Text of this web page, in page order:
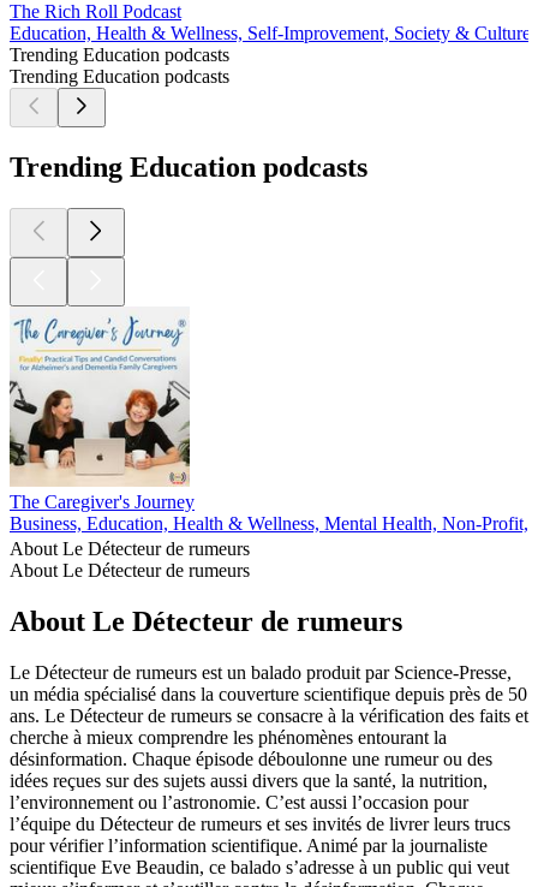
The Rich Roll Podcast
Education, Health & Wellness, Self-Improvement, Society & Culture
Trending Education podcasts
Trending Education podcasts
Trending Education podcasts
The Caregiver's Journey
Business, Education, Health & Wellness, Mental Health, Non-
About Le Détecteur de rumeurs
About Le Détecteur de rumeurs
About Le Détecteur de rumeurs
Le Détecteur de rumeurs est un balado produit par Science-Presse,
un média spécialisé dans la couverture scientifique depuis près de 50
ans. Le Détecteur de rumeurs se consacre à la vérification des faits et
cherche à mieux comprendre les phénomènes entourant la
désinformation. Chaque épisode déboulonne une rumeur ou des
idées reçues sur des sujets aussi divers que la santé, la nutrition,
l’environnement ou l’astronomie. C’est aussi l’occasion pour
l’équipe du Détecteur de rumeurs et ses invités de livrer leurs trucs
pour vérifier l’information scientifique. Animé par la journaliste
scientifique Eve Beaudin, ce balado s’adresse à un public qui veut